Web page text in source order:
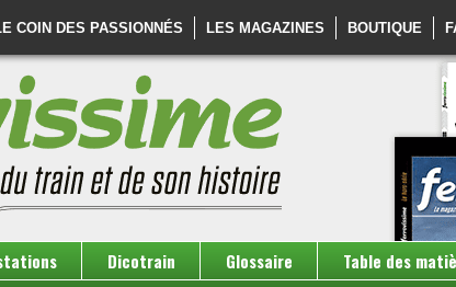
COIN DES PASSIONNÉS LES MAGAZINES BOUTIQUE
Dicotrain Glossaire
Table des